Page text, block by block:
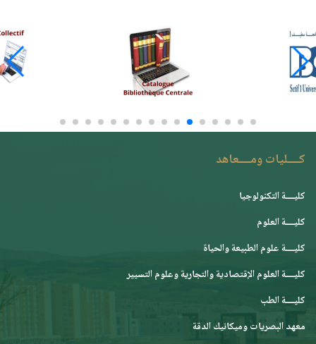
كــــليات ومــــعاهد
كليــــة التكنولوجيا
كليــــة العلوم
كليــــة علوم الطبيعة والحياة
كليــــة العلوم الإقتصادية والتجارية وعلوم التسيير
كليــــة الطب
معهد البصريات وميكانيك الدقة